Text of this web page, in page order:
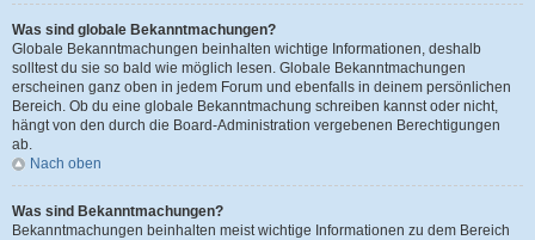
Was sind globale Bekanntmachungen?
Globale Bekanntmachungen beinhalten wichtige Informationen, deshalb
solltest du sie so bald wie möglich lesen. Globale Bekanntmachungen
erscheinen ganz oben in jedem Forum und ebenfalls in deinem persönlichen
Bereich. Ob du eine globale Bekanntmachung schreiben kannst oder nicht,
hängt von den durch die Board-Administration vergebenen Berechtigungen
ab.
Nach oben
Was sind Bekanntmachungen?
Bekanntmachungen beinhalten meist wichtige Informationen zu dem Bereich